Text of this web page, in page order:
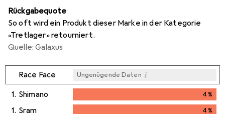
Rückgabequote
So oft wird ein Produkt dieser Marke in der Kategorie
«Tretlager» retourniert.
Quelle: Galaxus
Race Face Ungenügende Daten i
1. Shimano 4%
4%
1. Sram 4%